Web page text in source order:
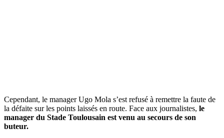
Cependant, le manager Ugo Mola s’est refusé à remettre la faute de
la défaite sur les points laissés en route. Face aux journalistes, le
manager du Stade Toulousain est venu au secours de son
buteur.